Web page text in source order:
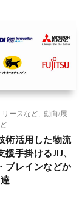
リースなど
動向/展
術活用した物流
手掛けるJIJ、
ブレインなどか